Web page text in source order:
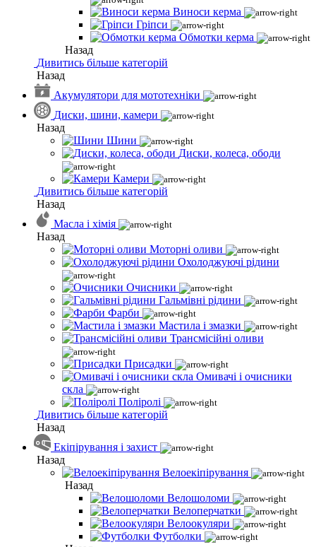
Виноси керма
Гріпси
Обмотки керма
Назад
Дивитись більше категорій
Назад
Акумулятори для мототехніки
Диски, шини, камери
Назад
Шини
Диски, колеса, ободи
Камери
Дивитись більше категорій
Назад
Масла і хімія
Назад
Моторні оливи
Охолоджуючі рідини
Очисники
Гальмівні рідини
Фарби
Мастила і змазки
Трансмісійні оливи
Присадки
Омивачі і очисники
скла
Поліролі
Дивитись більше категорій
Назад
Екіпірування і захист
Назад
Велоекіпірування
Назад
Велошоломи
Велоперчатки
Велоокуляри
Футболки